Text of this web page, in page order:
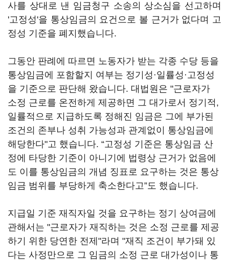
사를 상대로 낸 임금청구 소송의 상소심을 선고하며
'고정성'을 통상임금의 요건으로 볼 근거가 없다며 고
정성 기준을 폐지했습니다.
그동안 판례에 따르면 노동자가 받는 각종 수당 등을
통상임금에 포함할지 여부는 정기성·일률성·고정성
을 기준으로 판단해 왔습니다. 대법원은 "근로자가
소정 근로를 온전하게 제공하면 그 대가로서 정기적,
일률적으로 지급하도록 정해진 임금은 그에 부가된
조건의 존부나 성취 가능성과 관계없이 통상임금에
해당한다"고 했습니다. “고정성 기준은 통상임금 산
정에 타당한 기준이 아니기에 법령상 근거가 없음에
도 이를 통상임금의 개념 징표로 요구하는 것은 통상
임금 범위를 부당하게 축소한다고”도 했습니다.
지급일 기준 재직자일 것을 요구하는 정기 상여금에
관해서는 "근로자가 재직하는 것은 소정 근로를 제공
하기 위한 당연한 전제"라며 "재직 조건이 부가돼 있
다는 사정만으로 그 임금의 소정 근로 대가성이나 통